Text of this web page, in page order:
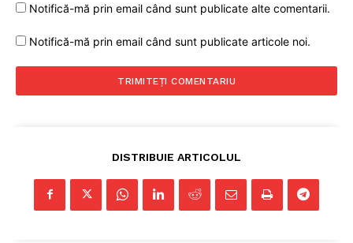
Notifică-mă prin email când sunt publicate alte comentarii.
Notifică-mă prin email când sunt publicate articole noi.
DISTRIBUIE ARTICOLUL